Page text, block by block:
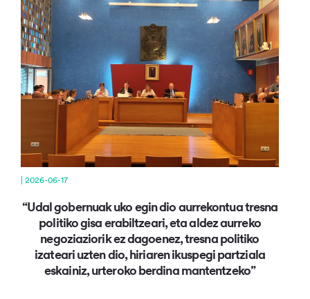
| 2026-06-17
“Udal gobernuak uko egin dio aurrekontua tresna
politiko gisa erabiltzeari, eta aldez aurreko
negoziaziorik ez dagoenez, tresna politiko
izateari uzten dio, hiriaren ikuspegi partziala
eskainiz, urteroko berdina mantentzeko”